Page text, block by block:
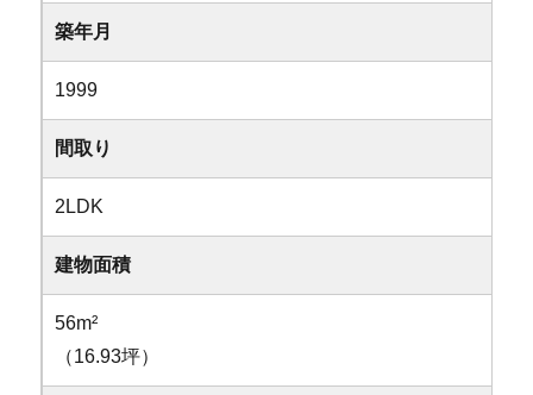
築年月
1999
間取り
2LDK
建物面積
56m²
（16.93坪）